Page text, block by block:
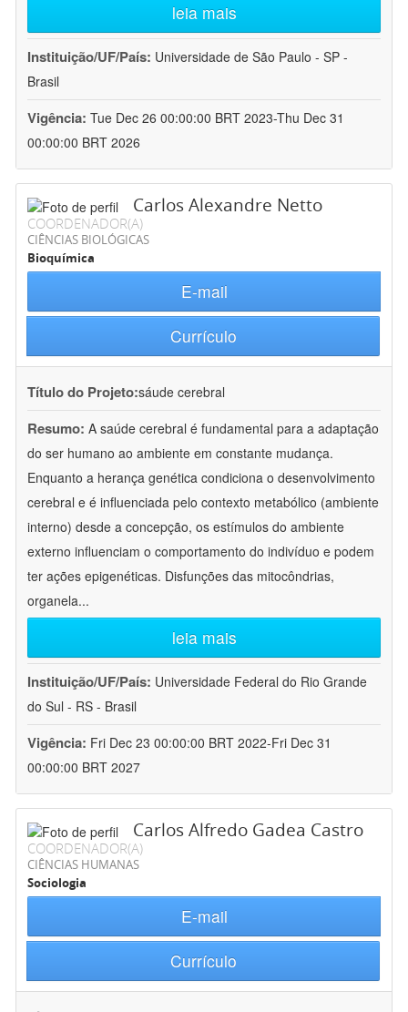
leia mais
Instituição/UF/País: Universidade de São Paulo - SP -
Brasil
Vigência: Tue Dec 26 00:00:00 BRT 2023-Thu Dec 31
00:00:00 BRT 2026
Carlos Alexandre Netto
COORDENADOR(A)
CIÊNCIAS BIOLÓGICAS
Bioquímica
E-mail
Currículo
Título do Projeto:sáude cerebral
Resumo: A saúde cerebral é fundamental para a adaptação
do ser humano ao ambiente em constante mudança.
Enquanto a herança genética condiciona o desenvolvimento
cerebral e é influenciada pelo contexto metabólico (ambiente
interno) desde a concepção, os estímulos do ambiente
externo influenciam o comportamento do indivíduo e podem
ter ações epigenéticas. Disfunções das mitocôndrias,
organela...
leia mais
Instituição/UF/País: Universidade Federal do Rio Grande
do Sul - RS - Brasil
Vigência: Fri Dec 23 00:00:00 BRT 2022-Fri Dec 31
00:00:00 BRT 2027
Carlos Alfredo Gadea Castro
COORDENADOR(A)
CIÊNCIAS HUMANAS
Sociologia
E-mail
Currículo